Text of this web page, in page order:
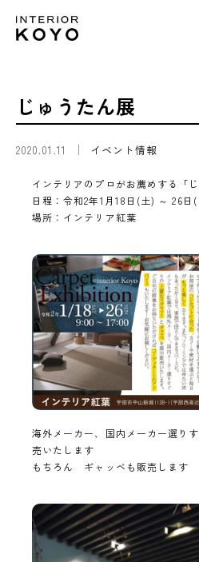
じゅうたん展
2020.01.11 イベント情報
インテリアのプロがお薦めする「じ
日程：令和2年1月18日(土) ～ 26日
場所：インテリア紅葉
海外メーカー、国内メーカー選り
売いたします
もちろん ギャッベも販売します